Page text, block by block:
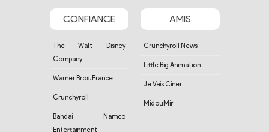
CONFIANCE
The Walt Disney
Company
Warner Bros. France
Crunchyroll
Bandai Namco
Entertainment
AMIS
Crunchyroll News
Little Big Animation
Je Vais Ciner
MidouMir